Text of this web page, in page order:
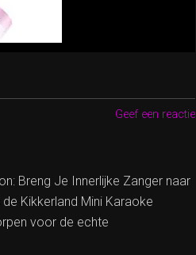
Geef een reactie
Breng Je Innerlijke Zanger naar
Kikkerland Mini Karaoke
voor de echte